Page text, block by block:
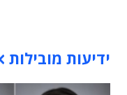
ידיעות מובילות